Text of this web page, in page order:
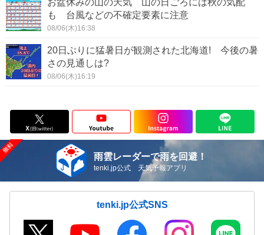
お盆休みの山の天気 山の日ごろには秋の気配
も 台風などの不確定要素に注意
08/06(木)16:38
20日ぶりに猛暑日が観測された北海道! 今後の暑
さの見通しは?
08/06(木)16:19
雨雲レーダーで雨を回避！
tenki.jp公式 天気予報アプリ
tenki.jp公式SNS